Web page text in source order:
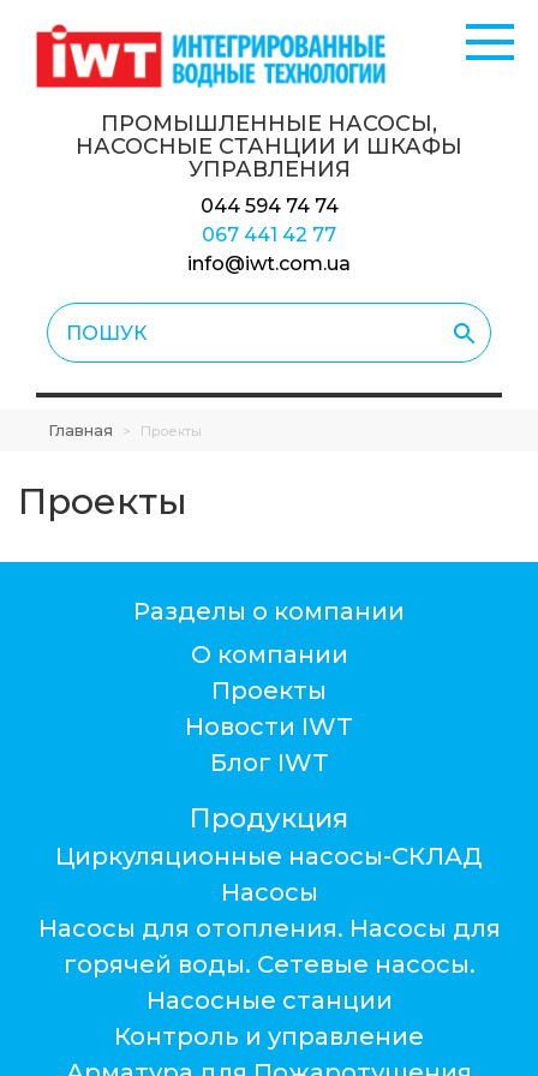
ПРОМЫШЛЕННЫЕ НАСОСЫ,
НАСОСНЫЕ СТАНЦИИ И ШКАФЫ
УПРАВЛЕНИЯ
044 594 74 74
067 441 42 77
info@iwt.com.ua
Главная > Проекты
Проекты
Разделы о компании
О компании
Проекты
Новости IWT
Блог IWT
Продукция
Циркуляционные насосы-СКЛАД
Насосы
Насосы для отопления. Насосы для
горячей воды. Сетевые насосы.
Насосные станции
Контроль и управление